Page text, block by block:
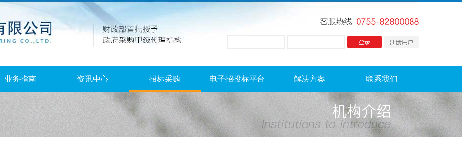
业务指南 资讯中心 招标采购 电子招投标平台 解决方案 联系我们